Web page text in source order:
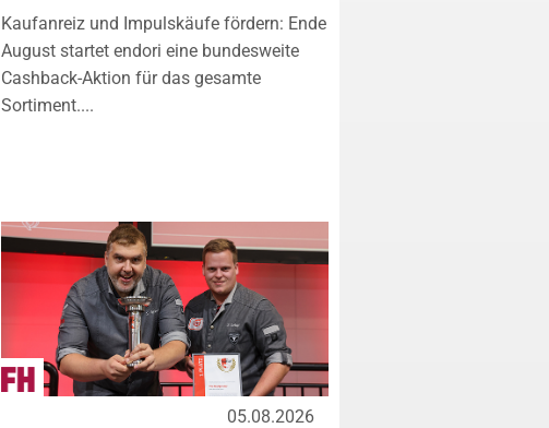
Kaufanreiz und Impulskäufe fördern: Ende
August startet endori eine bundesweite
Cashback-Aktion für das gesamte
Sortiment....
05.08.2026